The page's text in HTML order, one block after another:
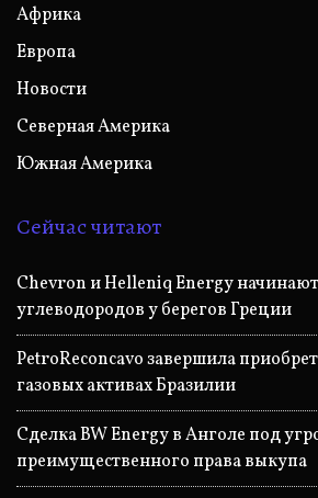
Африка
Европа
Новости
Северная Америка
Южная Америка
Сейчас читают
Chevron и Helleniq Energy
углеводородов у берегов Греции
PetroReconcavo завершила
газовых активах Бразилии
Сделка BW Energy в Анголе под
преимущественного права выкупа